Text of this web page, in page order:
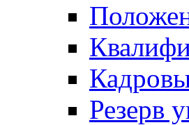
Резерв